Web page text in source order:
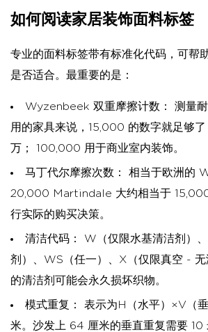
如何阅读家居装饰面料标签
专业的面料标签带有标准化代码，可帮
是否适合。最重要的是：
Wyzenbeek 双重摩擦计数： 测量
用的家具来说，15,000 的数字就足够
万； 100,000 用于商业室内装饰。
马丁代尔摩擦次数： 相当于欧洲的
20,000 Martindale 大约相当于
行实际的购买决策。
清洁代码： W（仅限水基清洁剂）
剂）、WS（任一）、X（仅限真空 - 无
的清洁剂可能会永久损坏织物。
模式重复： 表示为H（水平）×V（
米。沙发上 64 厘米的垂直重复需要 10